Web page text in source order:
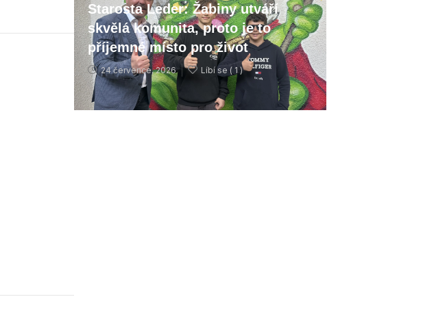
Starosta Leder: Žabiny utváří
skvělá komunita, proto je to
příjemné místo pro život
24 července, 2026 Líbí se ( 1 )